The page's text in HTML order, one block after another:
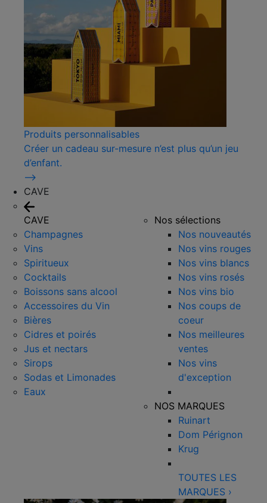
Produits personnalisables
Créer un cadeau sur-mesure n’est plus qu’un jeu
d’enfant.
⟶
CAVE
CAVE
Champagnes
Vins
Spiritueux
Cocktails
Boissons sans alcool
Accessoires du Vin
Bières
Cidres et poirés
Jus et nectars
Sirops
Sodas et Limonades
Eaux
Nos sélections
Nos nouveautés
Nos vins rouges
Nos vins blancs
Nos vins rosés
Nos vins bio
Nos coups de
coeur
Nos meilleures
ventes
Nos vins
d'exception
NOS MARQUES
Ruinart
Dom Pérignon
Krug
TOUTES LES
MARQUES ›